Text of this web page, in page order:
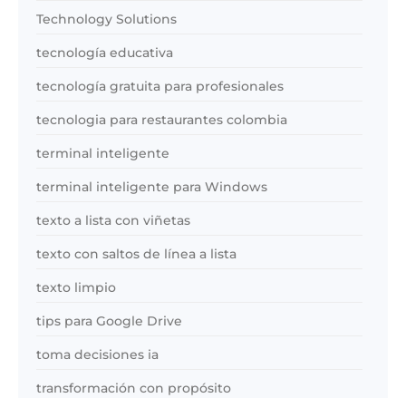
Technology Solutions
tecnología educativa
tecnología gratuita para profesionales
tecnologia para restaurantes colombia
terminal inteligente
terminal inteligente para Windows
texto a lista con viñetas
texto con saltos de línea a lista
texto limpio
tips para Google Drive
toma decisiones ia
transformación con propósito